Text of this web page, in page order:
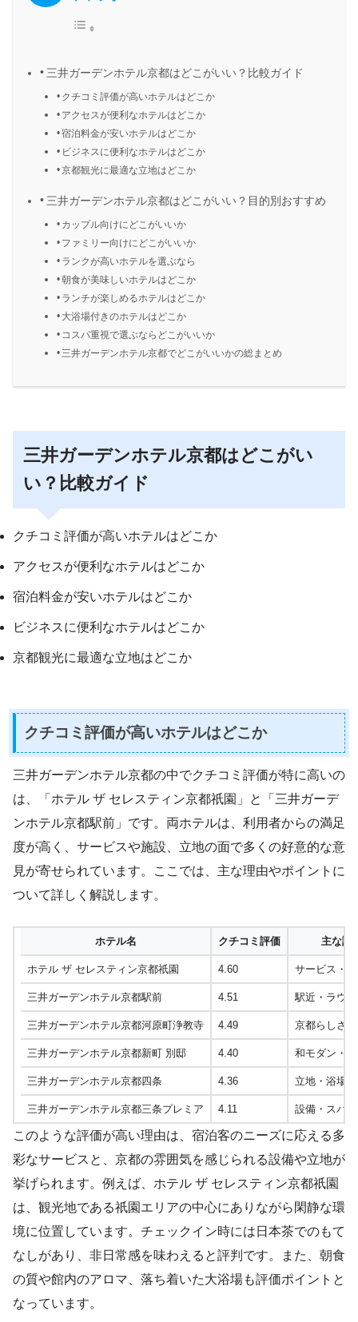
三井ガーデンホテル京都はどこがいい？比較ガイド
クチコミ評価が高いホテルはどこか
アクセスが便利なホテルはどこか
宿泊料金が安いホテルはどこか
ビジネスに便利なホテルはどこか
京都観光に最適な立地はどこか
三井ガーデンホテル京都はどこがいい？目的別おすすめ
カップル向けにどこがいいか
ファミリー向けにどこがいいか
ランクが高いホテルを選ぶなら
朝食が美味しいホテルはどこか
ランチが楽しめるホテルはどこか
大浴場付きのホテルはどこか
コスパ重視で選ぶならどこがいいか
三井ガーデンホテル京都でどこがいいかの総まとめ
三井ガーデンホテル京都はどこがい
い？比較ガイド
クチコミ評価が高いホテルはどこか
アクセスが便利なホテルはどこか
宿泊料金が安いホテルはどこか
ビジネスに便利なホテルはどこか
京都観光に最適な立地はどこか
クチコミ評価が高いホテルはどこか
三井ガーデンホテル京都の中でクチコミ評価が特に高いの
は、「ホテル ザ セレスティン京都祇園」と「三井ガーデ
ンホテル京都駅前」です。両ホテルは、利用者からの満足
度が高く、サービスや施設、立地の面で多くの好意的な意
見が寄せられています。ここでは、主な理由やポイントに
ついて詳しく解説します。
ホテル名 クチコミ評価 主な評
ホテル ザ セレスティン京都祇園 4.60 サービス・
三井ガーデンホテル京都駅前 4.51 駅近・ラウ
三井ガーデンホテル京都河原町浄教寺 4.49 京都らしさ
三井ガーデンホテル京都新町 別邸 4.40 和モダン・
三井ガーデンホテル京都四条 4.36 立地・浴場
三井ガーデンホテル京都三条プレミア 4.11 設備・スパ
このような評価が高い理由は、宿泊客のニーズに応える多
彩なサービスと、京都の雰囲気を感じられる設備や立地が
挙げられます。例えば、ホテル ザ セレスティン京都祇園
は、観光地である祇園エリアの中心にありながら閑静な環
境に位置しています。チェックイン時には日本茶でのもて
なしがあり、非日常感を味わえると評判です。また、朝食
の質や館内のアロマ、落ち着いた大浴場も評価ポイントと
なっています。